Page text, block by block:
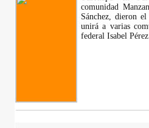
comunidad
Sánchez, dieron
unirá a varias
federal Isabel